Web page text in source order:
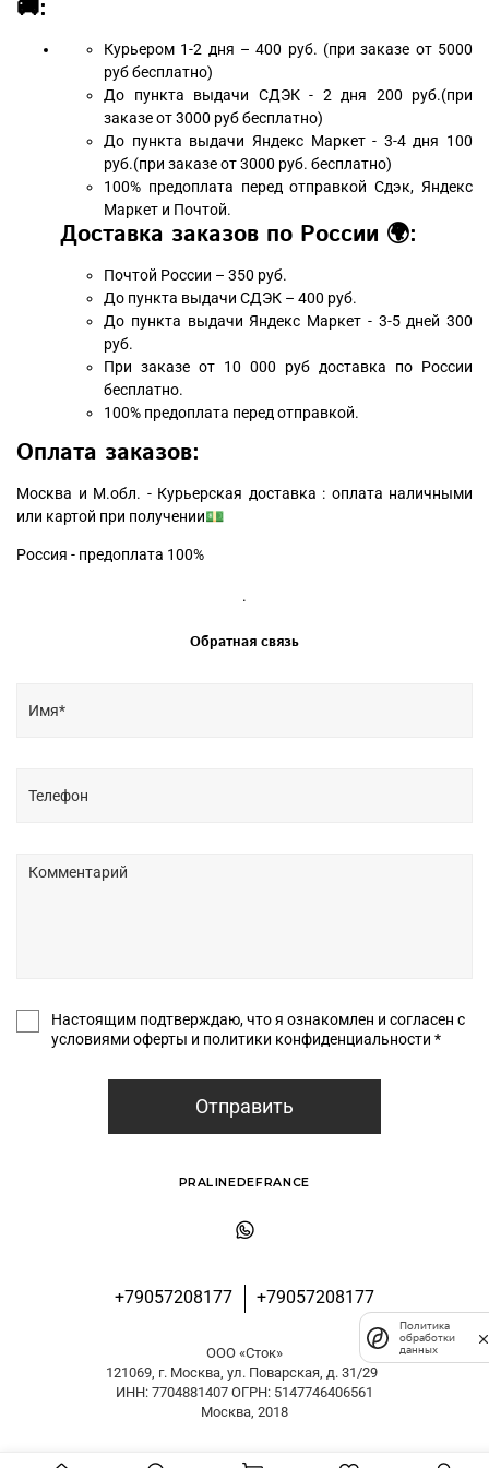
🚚:
Курьером 1-2 дня – 400 руб. (при заказе от 5000
руб бесплатно)
До пункта выдачи СДЭК - 2 дня 200 руб.(при
заказе от 3000 руб бесплатно)
До пункта выдачи Яндекс Маркет - 3-4 дня 100
руб.(при заказе от 3000 руб. бесплатно)
100% предоплата перед отправкой Сдэк, Яндекс
Маркет и Почтой.
Доставка заказов по России 🌍:
Почтой России – 350 руб.
До пункта выдачи СДЭК – 400 руб.
До пункта выдачи Яндекс Маркет - 3-5 дней 300
руб.
При заказе от 10 000 руб доставка по России
бесплатно.
100% предоплата перед отправкой.
Оплата заказов:
Москва и М.обл. - Курьерская доставка : оплата наличными
или картой при получении💵
Россия - предоплата 100%
.
Обратная связь
Настоящим подтверждаю, что я ознакомлен и согласен с
условиями оферты и политики конфиденциальности *
Отправить
+79057208177 +79057208177
PRALINEDEFRANCE
ООО «Сток»
121069, г. Москва, ул. Поварская, д. 31/29
ИНН: 7704881407 ОГРН: 5147746406561
Москва, 2018
Политика
обработки
данных